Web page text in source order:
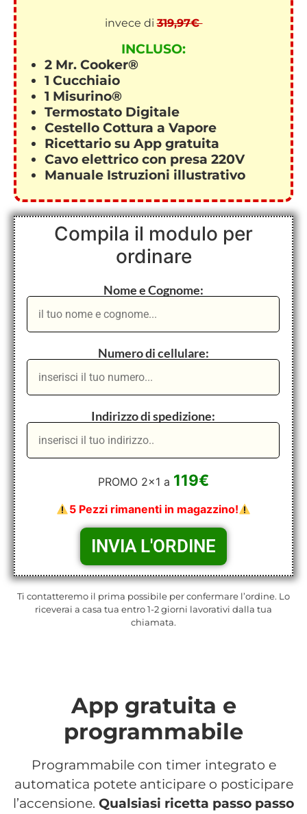
invece di319,97€
INCLUSO:
2 Mr. Cooker®
1 Cucchiaio
1 Misurino®
Termostato Digitale
Cestello Cottura a Vapore
Ricettario su App gratuita
Cavo elettrico con presa 220V
Manuale Istruzioni illustrativo
Compila il modulo per
ordinare
Nome e Cognome:
Numero di cellulare:
Indirizzo di spedizione:
PROMO 2x1 a 119€
5 Pezzi rimanenti in magazzino!
Ti contatteremo il prima possibile per confermare l’ordine. Lo
riceverai a casa tua entro 1-2 giorni lavorativi dalla tua
chiamata.
App gratuita e
programmabile
Programmabile con timer integrato e
automatica potete anticipare o posticipare
l’accensione. Qualsiasi ricetta passo passo